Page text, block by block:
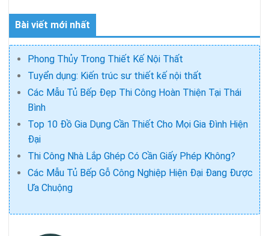
Bài viết mới nhất
Phong Thủy Trong Thiết Kế Nội Thất
Tuyển dụng: Kiến trúc sư thiết kế nội thất
Các Mẫu Tủ Bếp Đẹp Thi Công Hoàn Thiện Tại Thái
Bình
Top 10 Đồ Gia Dụng Cần Thiết Cho Mọi Gia Đình Hiện
Đại
Thi Công Nhà Lắp Ghép Có Cần Giấy Phép Không?
Các Mẫu Tủ Bếp Gỗ Công Nghiệp Hiện Đại Đang Được
Ưa Chuộng